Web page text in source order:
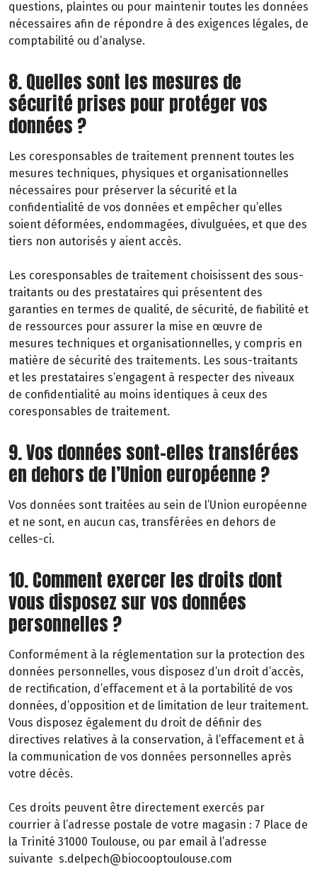
questions, plaintes ou pour maintenir toutes les données
nécessaires afin de répondre à des exigences légales, de
comptabilité ou d’analyse.
8. Quelles sont les mesures de
sécurité prises pour protéger vos
données ?
Les coresponsables de traitement prennent toutes les
mesures techniques, physiques et organisationnelles
nécessaires pour préserver la sécurité et la
confidentialité de vos données et empêcher qu’elles
soient déformées, endommagées, divulguées, et que des
tiers non autorisés y aient accès.
Les coresponsables de traitement choisissent des sous-
traitants ou des prestataires qui présentent des
garanties en termes de qualité, de sécurité, de fiabilité et
de ressources pour assurer la mise en œuvre de
mesures techniques et organisationnelles, y compris en
matière de sécurité des traitements. Les sous-traitants
et les prestataires s’engagent à respecter des niveaux
de confidentialité au moins identiques à ceux des
coresponsables de traitement.
9. Vos données sont-elles transférées
en dehors de l’Union européenne ?
Vos données sont traitées au sein de l’Union européenne
et ne sont, en aucun cas, transférées en dehors de
celles-ci.
10. Comment exercer les droits dont
vous disposez sur vos données
personnelles ?
Conformément à la réglementation sur la protection des
données personnelles, vous disposez d’un droit d’accès,
de rectification, d’effacement et à la portabilité de vos
données, d’opposition et de limitation de leur traitement.
Vous disposez également du droit de définir des
directives relatives à la conservation, à l’effacement et à
la communication de vos données personnelles après
votre décès.
Ces droits peuvent être directement exercés par
courrier à l’adresse postale de votre magasin : 7 Place de
la Trinité 31000 Toulouse, ou par email à l’adresse
suivante s.delpech@biocooptoulouse.com